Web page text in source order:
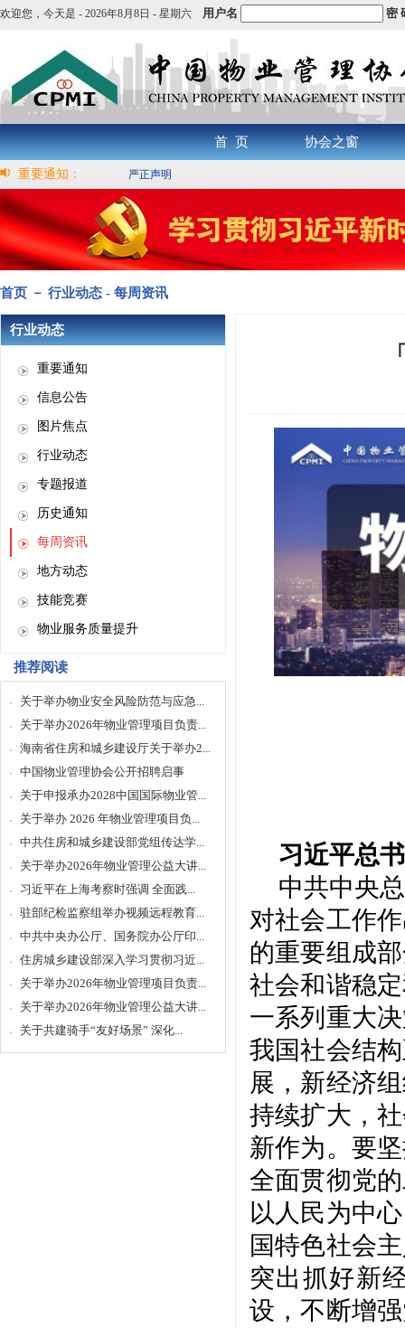
欢迎您， 今天是 - 2026年8月8日 - 星期六 用户名 密
首 页 协会之窗
重要通知： 严正声明
首页 － 行业动态 - 每周资讯
行业动态
重要通知
信息公告
图片焦点
行业动态
专题报道
历史通知
每周资讯
地方动态
技能竞赛
物业服务质量提升
推荐阅读
关于举办物业安全风险防范与应急...
关于举办2026年物业管理项目负责...
海南省住房和城乡建设厅关于举办2...
中国物业管理协会公开招聘启事
关于申报承办2028中国国际物业管...
关于举办 2026 年物业管理项目负...
中共住房和城乡建设部党组传达学...
关于举办2026年物业管理公益大讲...
习近平在上海考察时强调 全面践...
驻部纪检监察组举办视频远程教育...
中共中央办公厅、国务院办公厅印...
住房城乡建设部深入学习贯彻习近...
关于举办2026年物业管理项目负责...
关于举办2026年物业管理公益大讲...
关于共建骑手“友好场景” 深化...
习近平总
中共中央
对社会工作
的重要组成
社会和谐稳
一系列重大
我国社会结
展，新经济
持续扩大，
新作为。要
全面贯彻党
以人民为中
国特色社会
突出抓好新
设，不断增